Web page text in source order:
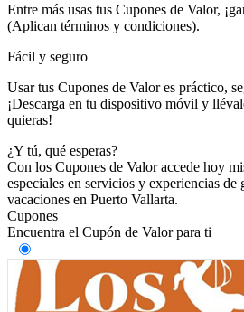
Entre más usas tus Cupones de Valor,
(Aplican términos y condiciones).
Fácil y seguro
Usar tus Cupones de Valor es práctico,
¡Descarga en tu dispositivo móvil y
quieras!
¿Y tú, qué esperas?
Con los Cupones de Valor accede hoy
especiales en servicios y experiencias de
vacaciones en Puerto Vallarta.
Cupones
Encuentra el Cupón de Valor para ti